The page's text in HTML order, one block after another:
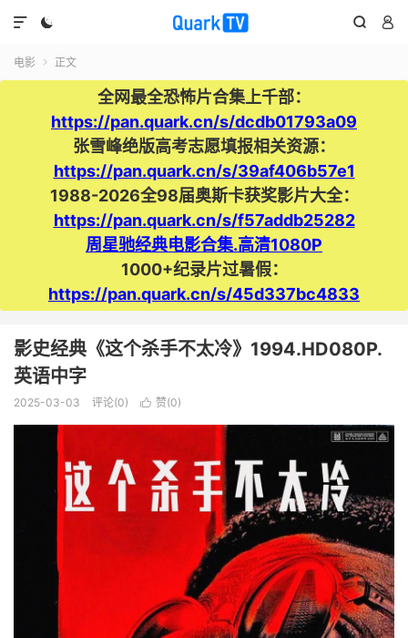
  

电影  正文
全网最全恐怖片合集上千部：
https://pan.quark.cn/s/dcdb01793a09
张雪峰绝版高考志愿填报相关资源：
https://pan.quark.cn/s/39af406b57e1
1988-2026全98届奥斯卡获奖影片大全：
https://pan.quark.cn/s/f57addb25282
周星驰经典电影合集.高清1080P
1000+纪录片过暑假：
https://pan.quark.cn/s/45d337bc4833
影史经典《这个杀手不太冷》1994.HD080P.
英语中字
2025-03-03 评论(0)  赞(0)